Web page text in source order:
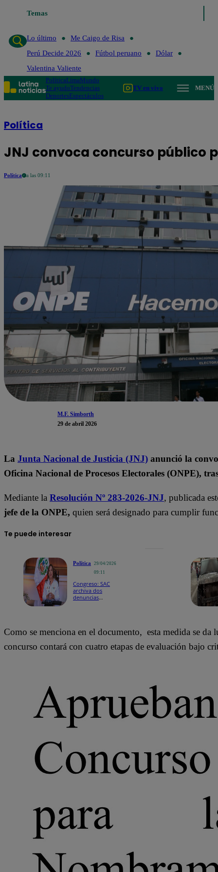
Temas
de Risa Perú Decide 2026
Lo último
Me Caigo de Risa
Perú Decide 2026
Fútbol peruano
Dólar
Valentina Valiente
PolíticaLimaMundo
Te ayudoTendencias
DeportesEspectáculos
TV en vivo MENÚ
Política
JNJ convoca concurso público
Política a las 09:11
M.F. Simborth
29 de abril 2026
La Junta Nacional de Justicia (JNJ) anunció la
Oficina Nacional de Procesos Electorales (ONPE),
Mediante la Resolución Nº 283-2026-JNJ, publicada
jefe de la ONPE, quien será designado para cumplir
Te puede interesar
Política
29/04/2026
09:11
Congreso: SAC
archiva dos
denuncias
Como se menciona en el documento, esta medida se da
concurso contará con cuatro etapas de evaluación bajo